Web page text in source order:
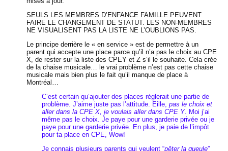
SEULS LES MEMBRES D’ENFANCE FAMILLE PEUVENT
FAIRE LE CHANGEMENT DE STATUT. LES NON-MEMBRES
NE VISUALISENT PAS LA LISTE NE L’OUBLIONS PAS.
Le principe derrière le « en service » est de permettre à un
parent qui accepte une place parce qu’il n’a pas le choix au CPE
X, de rester sur la liste des CPEY et Z s’il le souhaite. Cela crée
de la chaise musicale… le vrai problème n’est pas cette chaise
musicale mais bien plus le fait qu’il manque de place à
Montréal…
C’est certain qu’ajouter des places règlerait une partie de
problème. J’aime juste pas l’attitude. Eille, pas le choix et
aller dans la CPE X, je voulais aller dans CPE Y. Moi j’ai
même pas le choix. Je paye pour une garderie privée ou je
paye pour une garderie privée. En plus, je paie de l’impôt
pour ta place en CPE, Wow!
Je connais plusieurs parents qui veulent “pêter la gueule”